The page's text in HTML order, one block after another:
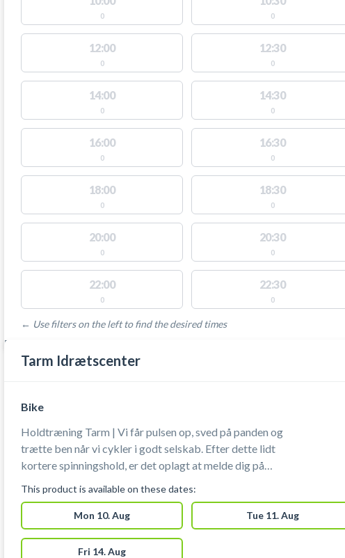
0 0
12:00
0
12:30
0
14:00
0
14:30
0
16:00
0
16:30
0
18:00
0
18:30
0
20:00
0
20:30
0
22:00
0
22:30
0
← Use filters on the left to find the desired times
FACILITIES WITH AVAILABLE ACTIVITIES
Tarm Idrætscenter
Bike
Holdtræning Tarm | Vi får pulsen op, sved på panden og
trætte ben når vi cykler i godt selskab. Efter dette lidt
kortere spinningshold, er det oplagt at melde dig på
træning af hele kroppen og med både puls og styrke!
This product is available on these dates:
Mon 10. Aug Tue 11. Aug
Fri 14. Aug